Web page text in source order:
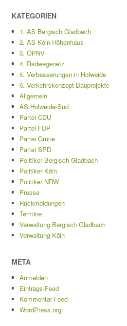
KATEGORIEN
1. AS Bergisch Gladbach
2. AS Köln-Höhenhaus
3. ÖPNV
4. Radwegenetz
5. Verbesserungen in Holweide
6. Verkehrskonzept Bauprojekte
Allgemein
AS Holweide-Süd
Partei CDU
Partei FDP
Partei Grüne
Partei SPD
Politiker Bergisch Gladbach
Politiker Köln
Politiker NRW
Presse
Rückmeldungen
Termine
Verwaltung Bergisch Gladbach
Verwaltung Köln
META
Anmelden
Eintrags-Feed
Kommentar-Feed
WordPress.org